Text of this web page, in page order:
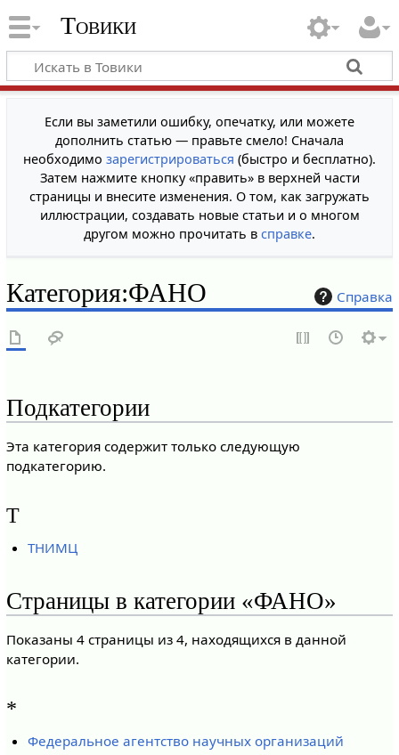
Товики
Если вы заметили ошибку, опечатку, или можете
дополнить статью — правьте смело! Сначала
необходимо зарегистрироваться (быстро и бесплатно).
Затем нажмите кнопку «править» в верхней части
страницы и внесите изменения. О том, как загружать
иллюстрации, создавать новые статьи и о многом
другом можно прочитать в справке.
Справка
Категория:ФАНО
Подкатегории
Эта категория содержит только следующую
подкатегорию.
Т
ТНИМЦ
Страницы в категории «ФАНО»
Показаны 4 страницы из 4, находящихся в данной
категории.
*
Федеральное агентство научных организаций